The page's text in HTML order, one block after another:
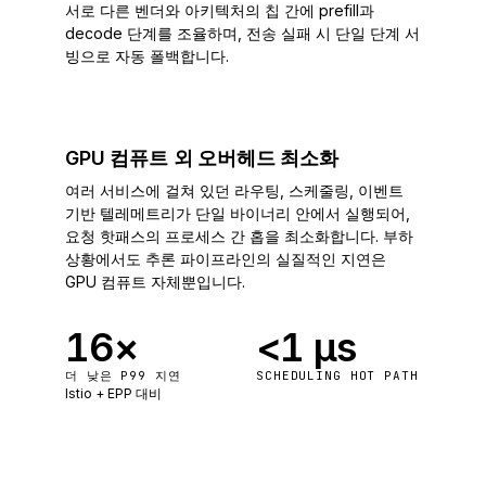
서로 다른 벤더와 아키텍처의 칩 간에 prefill과
decode 단계를 조율하며, 전송 실패 시 단일 단계 서
빙으로 자동 폴백합니다.
GPU 컴퓨트 외 오버헤드 최소화
여러 서비스에 걸쳐 있던 라우팅, 스케줄링, 이벤트
기반 텔레메트리가 단일 바이너리 안에서 실행되어,
요청 핫패스의 프로세스 간 홉을 최소화합니다. 부하
상황에서도 추론 파이프라인의 실질적인 지연은
GPU 컴퓨트 자체뿐입니다.
16×
더 낮은 P99 지연
Istio + EPP 대비
<1 µs
SCHEDULING HOT PATH